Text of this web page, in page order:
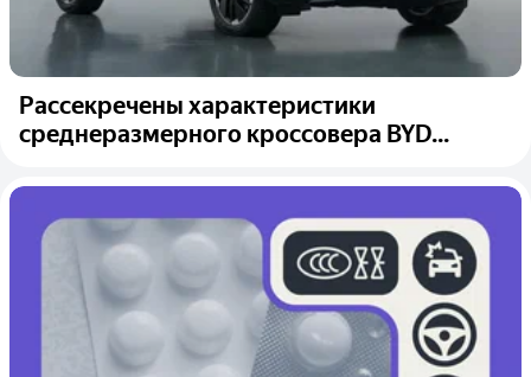
Рассекречены характеристики
среднеразмерного кроссовера BYD...